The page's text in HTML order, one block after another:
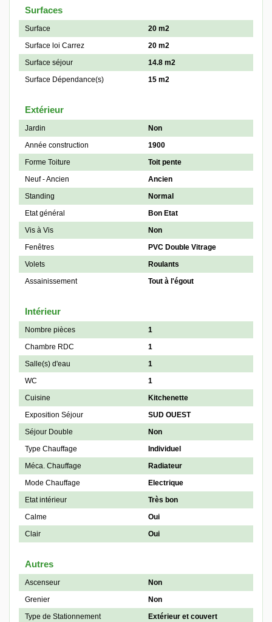
Surfaces
Surface
20 m2
Surface loi Carrez
20 m2
Surface séjour
14.8 m2
Surface Dépendance(s)
15 m2
Extérieur
Jardin
Non
Année construction
1900
Forme Toiture
Toit pente
Neuf - Ancien
Ancien
Standing
Normal
Etat général
Bon Etat
Vis à Vis
Non
Fenêtres
PVC Double Vitrage
Volets
Roulants
Assainissement
Tout à l'égout
Intérieur
Nombre pièces
1
Chambre RDC
1
Salle(s) d'eau
1
WC
1
Cuisine
Kitchenette
Exposition Séjour
SUD OUEST
Séjour Double
Non
Type Chauffage
Individuel
Méca. Chauffage
Radiateur
Mode Chauffage
Electrique
Etat intérieur
Très bon
Calme
Oui
Clair
Oui
Autres
Ascenseur
Non
Grenier
Non
Type de Stationnement
Extérieur et couvert